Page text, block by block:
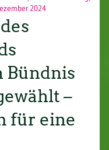
2024
Bündnis
–
für eine